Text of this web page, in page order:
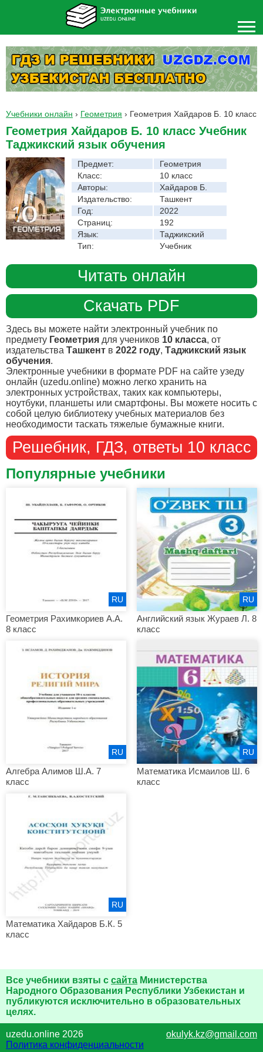
Учебники онлайн › Геометрия › Геометрия Хайдаров Б. 10 класс
Геометрия Хайдаров Б. 10 класс Учебник
Таджикский язык обучения
Предмет:
Геометрия
Класс:
10 класс
Авторы:
Хайдаров Б.
Издательство:
Ташкент
Год:
2022
Страниц:
192
Язык:
Таджикский
Тип:
Учебник
Читать онлайн
Скачать PDF
Здесь вы можете найти электронный учебник по
предмету Геометрия для учеников 10 класса, от
издательства Ташкент в 2022 году, Таджикский язык
обучения.
Электронные учебники в формате PDF на сайте узеду
онлайн (uzedu.online) можно легко хранить на
электронных устройствах, таких как компьютеры,
ноутбуки, планшеты или смартфоны. Вы можете носить с
собой целую библиотеку учебных материалов без
необходимости таскать тяжелые бумажные книги.
Решебник, ГДЗ, ответы 10 класс
Популярные учебники
Геометрия Рахимкориев А.А.
8 класс
RU
Английский язык Жураев Л. 8
класс
RU
Алгебра Алимов Ш.А. 7
класс
RU
Математика Исмаилов Ш. 6
класс
RU
Математика Хайдаров Б.К. 5
класс
RU
Все учебники взяты с сайта Министерства
Народного Образования Республики Узбекистан и
публикуются исключительно в образовательных
целях.
uzedu.online 2026
okulyk.kz@gmail.com
Политика конфиденциальности